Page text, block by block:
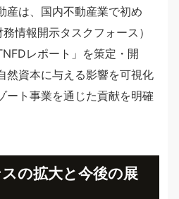
産は、国内不動産業で初め
情報開示タスクフォース）
レポート」を策定・開
然資本に与える影響を可視化
ート事業を通じた貢献を明確
の拡大と今後の展